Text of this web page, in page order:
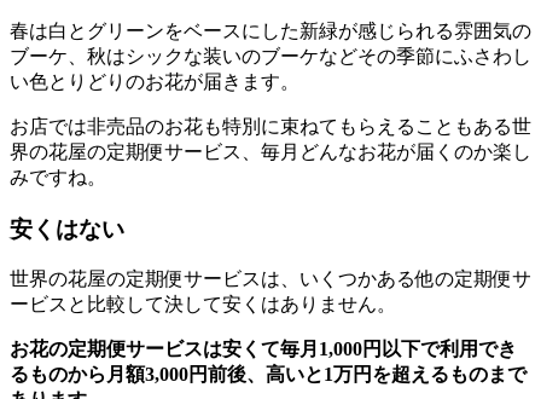
春は白とグリーンをベースにした新緑が感じられる雰囲気の
ブーケ、秋はシックな装いのブーケなどその季節にふさわし
い色とりどりのお花が届きます。
お店では非売品のお花も特別に束ねてもらえることもある世
界の花屋の定期便サービス、毎月どんなお花が届くのか楽し
みですね。
安くはない
世界の花屋の定期便サービスは、いくつかある他の定期便サ
ービスと比較して決して安くはありません。
お花の定期便サービスは安くて毎月1,000円以下で利用でき
るものから月額3,000円前後、高いと1万円を超えるものまで